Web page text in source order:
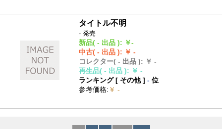
タイトル不明
- 発売
新品( - 出品 ): ￥-
中古( - 出品 ): ￥ -
コレクター( - 出品 ): ￥ -
再生品( - 出品 ): ￥ -
ランキング [ その他]- 位
参考価格: ￥ -